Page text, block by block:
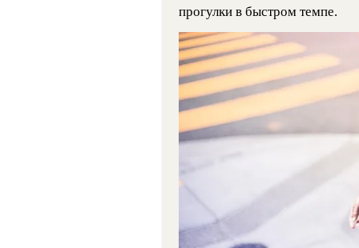
прогулки в быстром темпе.